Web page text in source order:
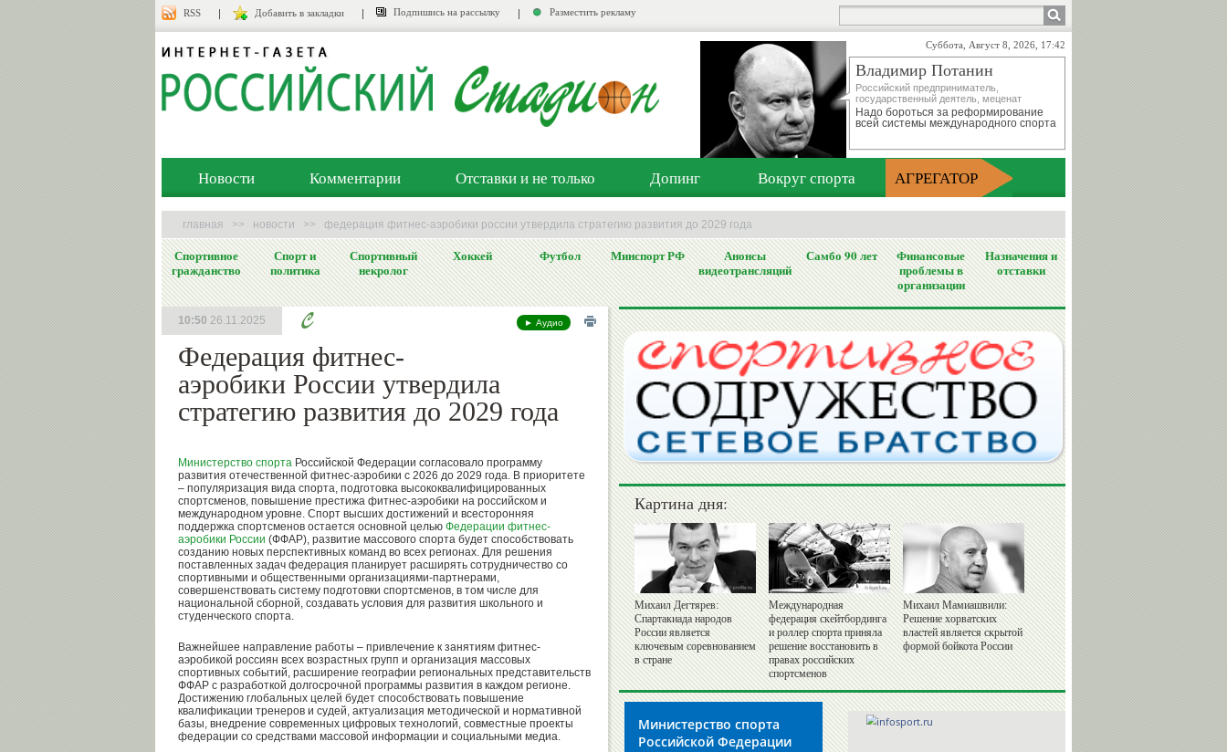
RSS Добавить в закладки Подпишись на рассылку Разместить рекламу
Суббота, Август 8, 2026, 17:42
Владимир Потанин
Российский предприниматель,
государственный деятель, меценат
Надо бороться за реформирование
всей системы международного спорта
Новости Комментарии Отставки и не только Допинг Вокруг спорта АГРЕГАТОР
главная >> новости >> федерация фитнес-аэробики россии утвердила стратегию развития до 2029 года
Спортивное
гражданство
Спорт и
политика
Спортивный
некролог
Хоккей Футбол Минспорт РФ
Анонсы
видеотрансляций
Самбо 90 лет
Финансовые
проблемы в
организации
Назначения и
отставки
► Аудио
Федерация фитнес-
аэробики России утвердила
стратегию развития до 2029 года
10:50 26.11.2025
Министерство спорта Российской Федерации согласовало программу
развития отечественной фитнес-аэробики с 2026 до 2029 года. В приоритете
– популяризация вида спорта, подготовка высококвалифицированных
спортсменов, повышение престижа фитнес-аэробики на российском и
международном уровне. Спорт высших достижений и всесторонняя
поддержка спортсменов остается основной целью Федерации фитнес-
аэробики России (ФФАР), развитие массового спорта будет способствовать
созданию новых перспективных команд во всех регионах. Для решения
поставленных задач федерация планирует расширять сотрудничество со
спортивными и общественными организациями-партнерами,
совершенствовать систему подготовки спортсменов, в том числе для
национальной сборной, создавать условия для развития школьного и
студенческого спорта.
Важнейшее направление работы – привлечение к занятиям фитнес-
аэробикой россиян всех возрастных групп и организация массовых
спортивных событий, расширение географии региональных представительств
ФФАР с разработкой долгосрочной программы развития в каждом регионе.
Достижению глобальных целей будет способствовать повышение
квалификации тренеров и судей, актуализация методической и нормативной
базы, внедрение современных цифровых технологий, совместные проекты
федерации со средствами массовой информации и социальными медиа.
Картина дня:
Михаил Дегтярев:
Спартакиада народов
России является
ключевым соревнованием
в стране
Международная
федерация скейтбординга
и роллер спорта приняла
решение восстановить в
правах российских
спортсменов
Михаил Мамиашвили:
Решение хорватских
властей является скрытой
формой бойкота России
Министерство спорта
Российской Федерации